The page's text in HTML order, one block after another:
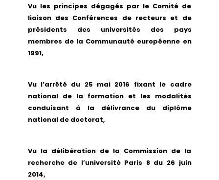
Séminaires et Atleliers de l’ED
Séminaires et colloques des laboratoires
Partenaires
Aides financières de l’ED
Contrats doctoraux
Bourse
Pistes de financements
Prix de thèse
Doctorants
Guide du doctorat
Représentants des doctorant.e.s - 2024
thèse
La plateforme nationale du doctorat
Vu les principes dégagés par le Comité de
liaison des Conférences de recteurs et de
présidents des universités des pays
membres de la Communauté européenne en
1991,
Vu l’arrêté du 25 mai 2016 fixant le cadre
national de la formation et les modalités
conduisant à la délivrance du diplôme
national de doctorat,
Vu la délibération de la Commission de la
recherche de l’université Paris 8 du 26 juin
2014,